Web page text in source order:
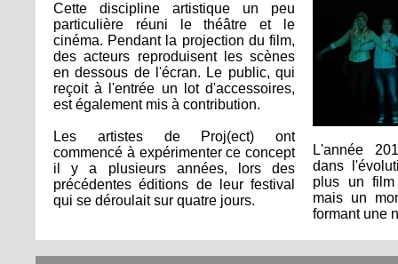
Cette discipline artistique un peu
particulière réuni le théâtre et le
cinéma. Pendant la projection du film,
des acteurs reproduisent les scènes
en dessous de l'écran. Le public, qui
reçoit à l'entrée un lot d'accessoires,
est également mis à contribution.
Les artistes de Proj(ect) ont
commencé à expérimenter ce concept
il y a plusieurs années, lors des
précédentes éditions de leur festival
qui se déroulait sur quatre jours.
L'année
dans
plus un
mais un
formant une